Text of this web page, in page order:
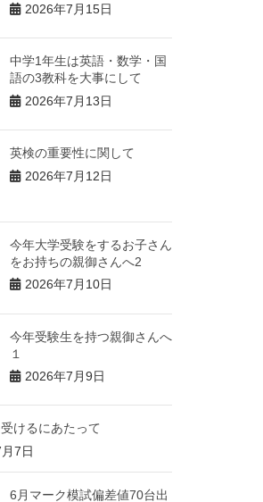
2026年7月15日
中学1年生は英語・数学・国
語の3教科を大事にして
2026年7月13日
英検の重要性に関して
2026年7月12日
今年大学受験をするお子さん
をお持ちの親御さんへ2
2026年7月10日
今年受験生を持つ親御さんへ
１
2026年7月9日
けるにあたって
7日
6月マーク模試偏差値70台出